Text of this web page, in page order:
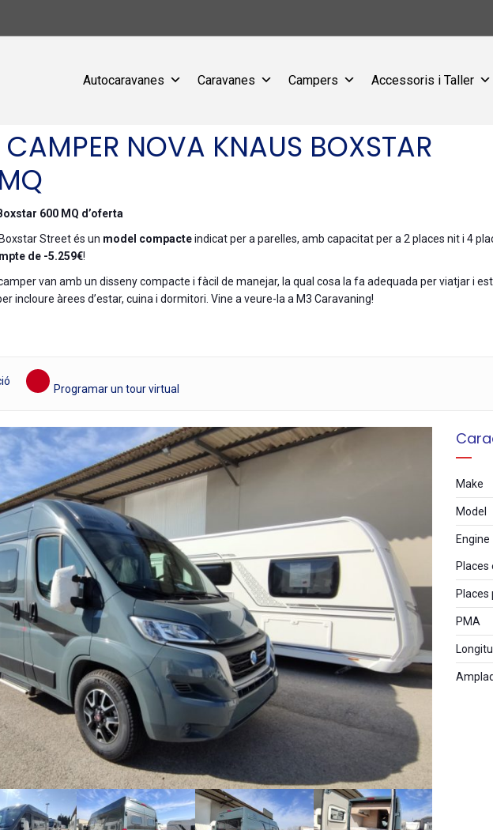
Autocaravanes Caravanes Campers Accessoris i Taller
CAMPER NOVA KNAUS BOXSTAR
600 MQ d’oferta
Street és un model compacteindicat per a parelles, amb capacitat per a 2 places nit i 4
de -5.259€!
van amb un disseny compacte i fàcil de manejar, la qual cosa la fa adequada per viatjar i
incloure àrees d’estar, cuina i dormitori. Vine a veure-la a M3 Caravaning!
Programar un tour virtual
Make
Model
Engine
Places
Places
PMA